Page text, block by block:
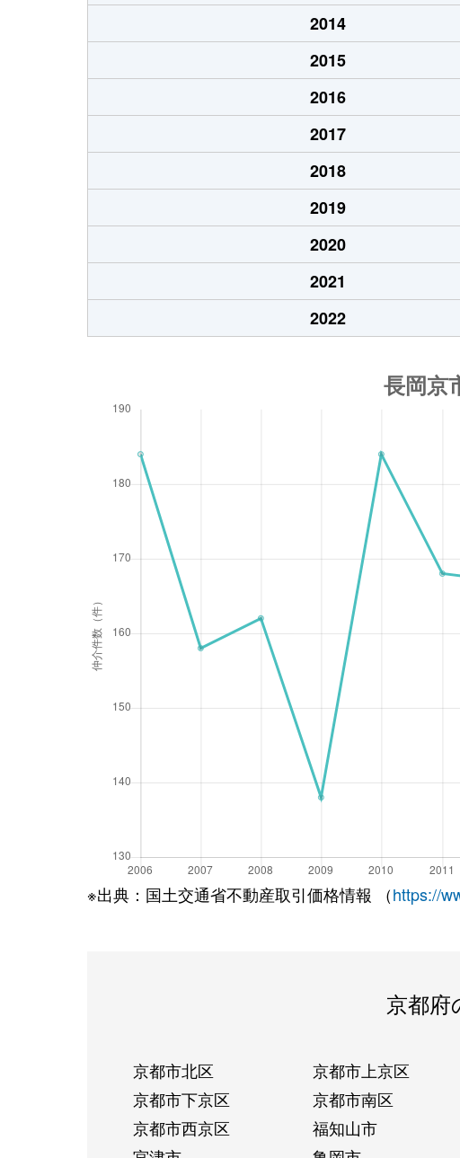
2014
2015
2016
2017
2018
2019
2020
2021
2022
※出典：国土交通省不動産取引価格情報 （https://
京都府
京都市北区 京都市上京区
京都市下京区
京都市南区
京都市西京区
福知山市